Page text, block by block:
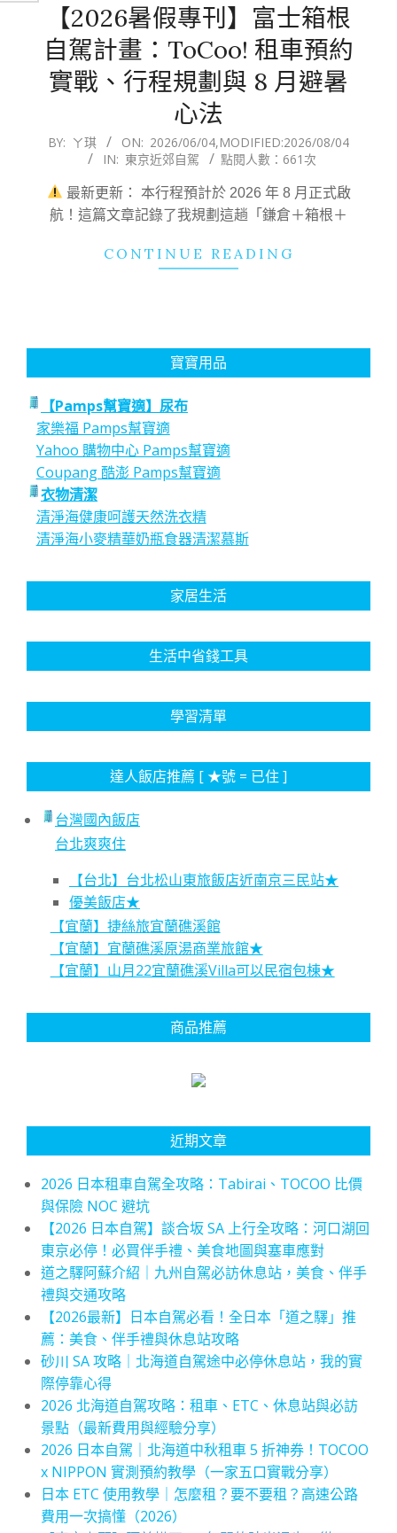
【2026暑假專刊】富士箱根
自駕計畫：ToCoo! 租車預約
實戰、行程規劃與 8 月避暑
心法
2026-
04
BY: ㄚ琪 ON: 2026/06/04,MODIFIED:2026/08/04
IN: 東京近郊自駕 點閱人數：661次
最新更新： 本行程預計於 2026 年 8 月正式啟
航！這篇文章記錄了我規劃這趟「鎌倉＋箱根＋
CONTINUE READING
寶寶用品
【Pamps幫寶適】尿布
家樂福 Pamps幫寶適
Yahoo 購物中心 Pamps幫寶適
Coupang 酷澎 Pamps幫寶適
衣物清潔
清淨海健康呵護天然洗衣精
清淨海小麥精華奶瓶食器清潔慕斯
家居生活
生活中省錢工具
學習清單
達人飯店推薦 [ ★號 = 已住 ]
台灣國內飯店
台北爽爽住
【台北】台北松山東旅飯店近南京三民站★
優美飯店★
【宜蘭】捷絲旅宜蘭礁溪館
【宜蘭】宜蘭礁溪原湯商業旅館★
【宜蘭】山月22宜蘭礁溪Villa可以民宿包棟★
商品推薦
近期文章
2026 日本租車自駕全攻略：Tabirai、TOCOO 比價
與保險 NOC 避坑
【2026 日本自駕】談合坂 SA 上行全攻略：河口湖回
東京必停！必買伴手禮、美食地圖與塞車應對
道之驛阿蘇介紹｜九州自駕必訪休息站，美食、伴手
禮與交通攻略
【2026最新】日本自駕必看！全日本「道之驛」推
薦：美食、伴手禮與休息站攻略
砂川 SA 攻略｜北海道自駕途中必停休息站，我的實
際停靠心得
2026 北海道自駕攻略：租車、ETC、休息站與必訪
景點（最新費用與經驗分享）
2026 日本自駕｜北海道中秋租車 5 折神券！TOCOO
x NIPPON 實測預約教學（一家五口實戰分享）
日本 ETC 使用教學｜怎麼租？要不要租？高速公路
費用一次搞懂（2026）